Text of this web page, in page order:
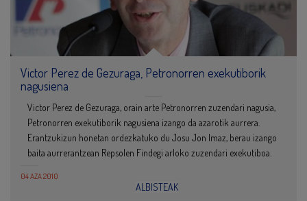
Victor Perez de Gezuraga, Petronorren exekutiborik
nagusiena
Victor Perez de Gezuraga, orain arte Petronorren zuzendari nagusia,
Petronorren exekutiborik nagusiena izango da azarotik aurrera.
Erantzukizun honetan ordezkatuko du Josu Jon Imaz, berau izango
baita aurrerantzean Repsolen Findegi arloko zuzendari exekutiboa.
04 AZA 2010
ALBISTEAK